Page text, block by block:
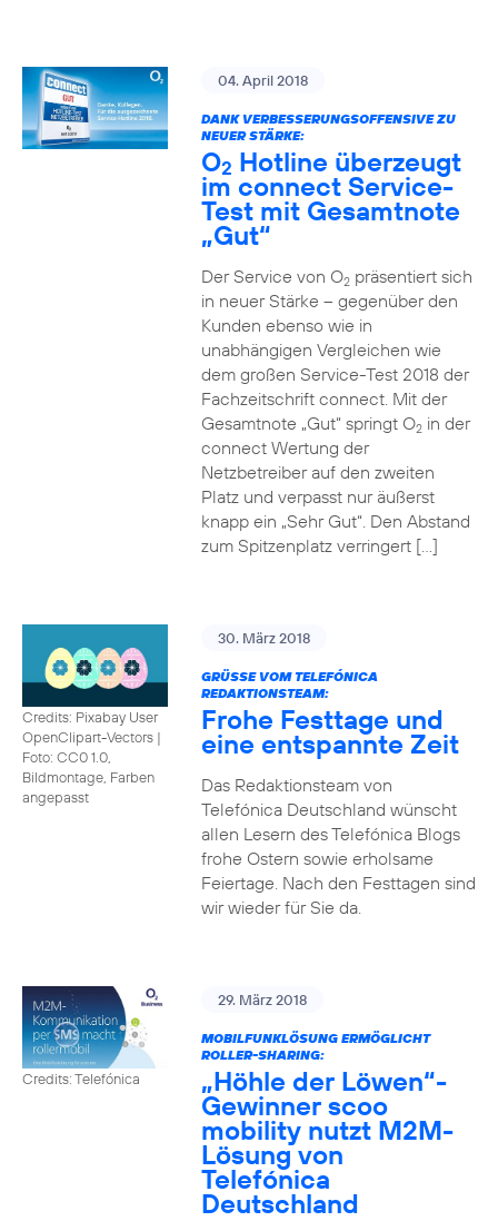
04. April 2018
DANK VERBESSERUNGSOFFENSIVE ZU
NEUER STÄRKE:
O2 Hotline überzeugt
im connect Service-
Test mit Gesamtnote
„Gut“
Der Service von O2präsentiert sich
in neuer Stärke – gegenüber den
Kunden ebenso wie in
unabhängigen Vergleichen wie
dem großen Service-Test 2018 der
Fachzeitschrift connect. Mit der
Gesamtnote „Gut“ springt O2in der
connect Wertung der
Netzbetreiber auf den zweiten
Platz und verpasst nur äußerst
knapp ein „Sehr Gut“. Den Abstand
zum Spitzenplatz verringert […]
Credits: Pixabay User
OpenClipart-Vectors |
Foto: CC0 1.0,
Bildmontage, Farben
angepasst
30. März 2018
GRÜSSE VOM TELEFÓNICA R
EDAKTIONSTEAM:
Frohe Festtage und
eine entspannte Zeit
Das Redaktionsteam von
Telefónica Deutschland wünscht
allen Lesern des Telefónica Blogs
frohe Ostern sowie erholsame
Feiertage. Nach den Festtagen sind
wir wieder für Sie da.
Credits: Telefónica
29. März 2018
MOBILFUNKLÖSUNG ERMÖGLICHT
ROLLER-SHARING:
„Höhle der Löwen“-
Gewinner scoo
mobility nutzt M2M-
Lösung von
Telefónica
Deutschland